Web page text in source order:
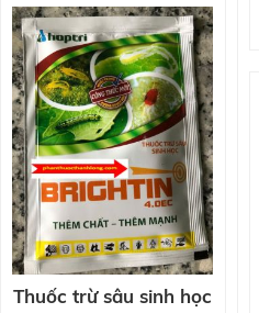
Thuốc trừ sâu sinh học